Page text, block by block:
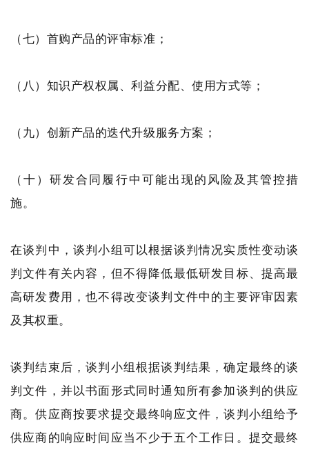
（七）首购产品的评审标准；
（八）知识产权权属、利益分配、使用方式等；
（九）创新产品的迭代升级服务方案；
（十）研发合同履行中可能出现的风险及其管控措
施。
在谈判中，谈判小组可以根据谈判情况实质性变动谈
判文件有关内容，但不得降低最低研发目标、提高最
高研发费用，也不得改变谈判文件中的主要评审因素
及其权重。
谈判结束后，谈判小组根据谈判结果，确定最终的谈
判文件，并以书面形式同时通知所有参加谈判的供应
商。供应商按要求提交最终响应文件，谈判小组给予
供应商的响应时间应当不少于五个工作日。提交最终